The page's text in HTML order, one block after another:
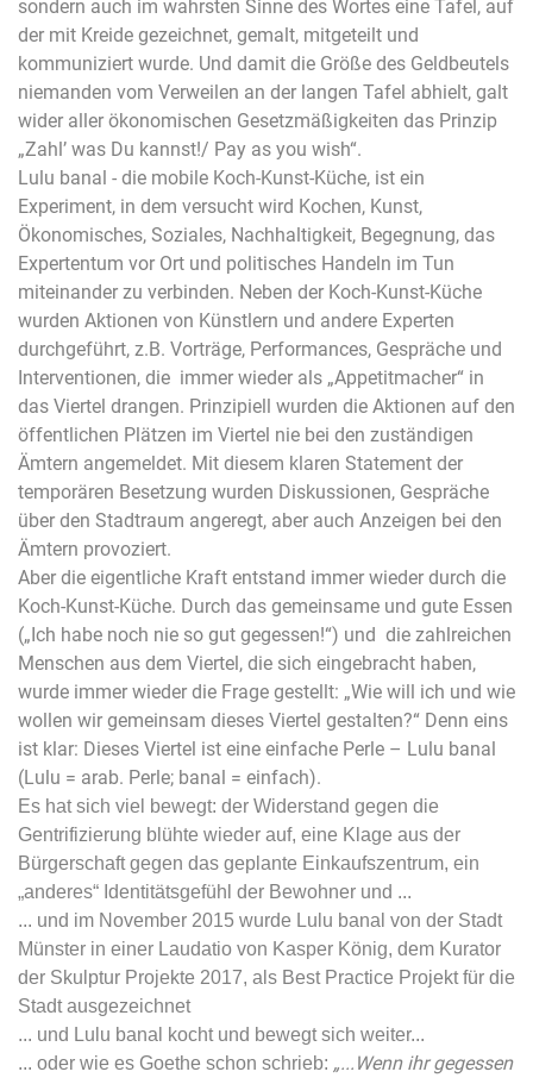
sondern auch im wahrsten Sinne des Wortes eine Tafel, auf
der mit Kreide gezeichnet, gemalt, mitgeteilt und
kommuniziert wurde. Und damit die Größe des Geldbeutels
niemanden vom Verweilen an der langen Tafel abhielt, galt
wider aller ökonomischen Gesetzmäßigkeiten das Prinzip
„Zahl’ was Du kannst!/ Pay as you wish“.
Lulu banal - die mobile Koch-Kunst-Küche, ist ein
Experiment, in dem versucht wird Kochen, Kunst,
Ökonomisches, Soziales, Nachhaltigkeit, Begegnung, das
Expertentum vor Ort und politisches Handeln im Tun
miteinander zu verbinden. Neben der Koch-Kunst-Küche
wurden Aktionen von Künstlern und andere Experten
durchgeführt, z.B. Vorträge, Performances, Gespräche und
Interventionen, die immer wieder als „Appetitmacher“ in
das Viertel drangen. Prinzipiell wurden die Aktionen auf den
öffentlichen Plätzen im Viertel nie bei den zuständigen
Ämtern angemeldet. Mit diesem klaren Statement der
temporären Besetzung wurden Diskussionen, Gespräche
über den Stadtraum angeregt, aber auch Anzeigen bei den
Ämtern provoziert.
Aber die eigentliche Kraft entstand immer wieder durch die
Koch-Kunst-Küche. Durch das gemeinsame und gute Essen
(„Ich habe noch nie so gut gegessen!“) und die zahlreichen
Menschen aus dem Viertel, die sich eingebracht haben,
wurde immer wieder die Frage gestellt: „Wie will ich und wie
wollen wir gemeinsam dieses Viertel gestalten?“ Denn eins
ist klar: Dieses Viertel ist eine einfache Perle – Lulu banal
(Lulu = arab. Perle; banal = einfach).
Es hat sich viel bewegt: der Widerstand gegen die
Gentrifizierung blühte wieder auf, eine Klage aus der
Bürgerschaft gegen das geplante Einkaufszentrum, ein
„anderes“ Identitätsgefühl der Bewohner und ...
... und im November 2015 wurde Lulu banal von der Stadt
Münster in einer Laudatio von Kasper König, dem Kurator
der Skulptur Projekte 2017, als Best Practice Projekt für die
Stadt ausgezeichnet
... und Lulu banal kocht und bewegt sich weiter...
... oder wie es Goethe schon schrieb: „...Wenn ihr gegessen